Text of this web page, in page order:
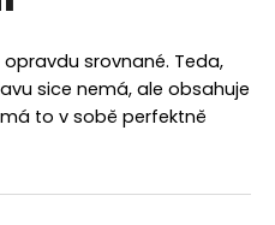
srovnané. Teda,
sice nemá, ale obsahuje
to v sobě perfektně